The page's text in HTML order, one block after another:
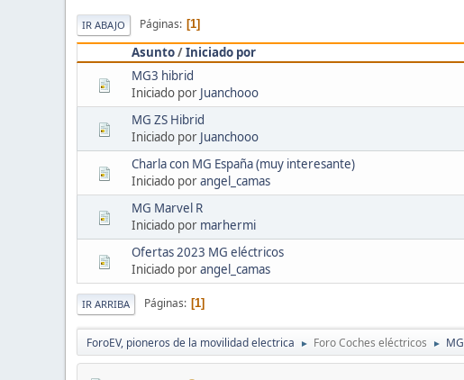
IR ABAJO Páginas 1
Asunto/Iniciado por
MG3 hibrid
Iniciado por Juanchooo
MG ZS Hibrid
Iniciado por Juanchooo
Charla con MG España (muy interesante)
Iniciado porangel_camas
MG Marvel R
Iniciado por marhermi
Ofertas 2023 MG eléctricos
Iniciado porangel_camas
IR ARRIBA Páginas 1
ForoEV, pioneros de la movilidad electrica ► Foro Coches eléctricos ► MG